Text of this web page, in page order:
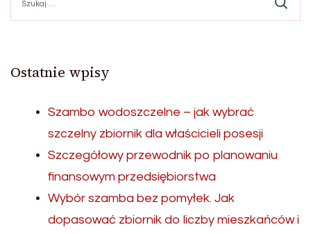
Ostatnie wpisy
Szambo wodoszczelne – jak wybrać
szczelny zbiornik dla właścicieli posesji
Szczegółowy przewodnik po planowaniu
finansowym przedsiębiorstwa
Wybór szamba bez pomyłek. Jak
dopasować zbiornik do liczby mieszkańców i